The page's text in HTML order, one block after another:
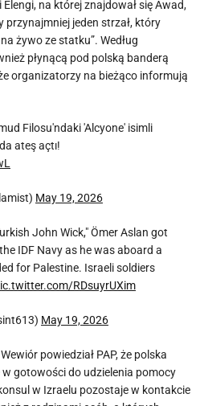
Elengi, na której znajdował się Awad,
przynajmniej jeden strzał, który
żywo ze statku”. Według
płynącą pod polską banderą
organizatorzy na bieżąco informują
Filosu'ndaki 'Alcyone' isimli
ateş açtı!
May 19, 2026
John Wick," Ömer Aslan got
IDF Navy as he was aboard a
for Palestine. Israeli soldiers
RDsuyrUXim
May 19, 2026
powiedział PAP, że polska
gotowości do udzielenia pomocy
w Izraelu pozostaje w kontakcie